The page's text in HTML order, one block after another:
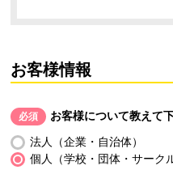
お客様情報
必須 お客様について教えて
法人（企業・自治体）
個人（学校・団体・サーク